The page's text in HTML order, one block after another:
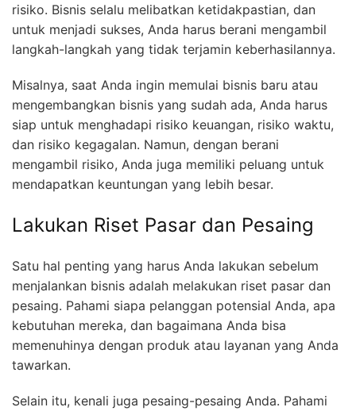
risiko. Bisnis selalu melibatkan ketidakpastian, dan
untuk menjadi sukses, Anda harus berani mengambil
langkah-langkah yang tidak terjamin keberhasilannya.
Misalnya, saat Anda ingin memulai bisnis baru atau
mengembangkan bisnis yang sudah ada, Anda harus
siap untuk menghadapi risiko keuangan, risiko waktu,
dan risiko kegagalan. Namun, dengan berani
mengambil risiko, Anda juga memiliki peluang untuk
mendapatkan keuntungan yang lebih besar.
Lakukan Riset Pasar dan Pesaing
Satu hal penting yang harus Anda lakukan sebelum
menjalankan bisnis adalah melakukan riset pasar dan
pesaing. Pahami siapa pelanggan potensial Anda, apa
kebutuhan mereka, dan bagaimana Anda bisa
memenuhinya dengan produk atau layanan yang Anda
tawarkan.
Selain itu, kenali juga pesaing-pesaing Anda. Pahami